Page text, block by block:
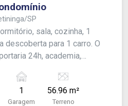
SP
sala, cozinha, 1
para 1 carro. O
24h, academia,
área gourmet com
coletiva.
1
Garagem
56.96 m²
Terreno